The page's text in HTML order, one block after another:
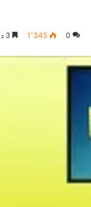
0 1٬345